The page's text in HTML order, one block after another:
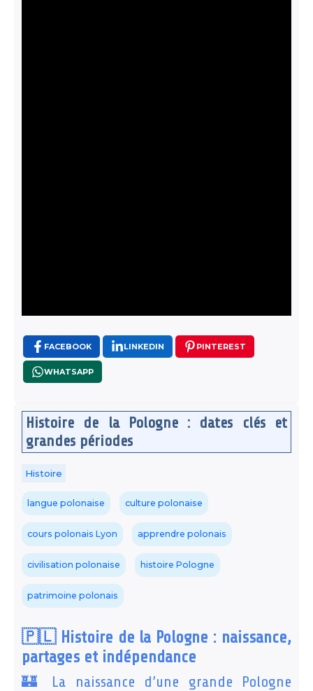
FACEBOOK LINKEDIN PINTEREST
WHATSAPP
Histoire de la Pologne : dates clés et
grandes périodes
Histoire
langue polonaise culture polonaise
cours polonais Lyon apprendre polonais
civilisation polonaise histoire Pologne
patrimoine polonais
🇵🇱 Histoire de la Pologne : naissance,
partages et indépendance
🏰 La naissance d’une grande Pologne